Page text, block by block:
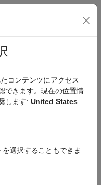
ゲーション メ
17.7
non-void return type
non-void return type
コンテンツにアクセス
できます。現在の位置情
します: United States
選択することもできま